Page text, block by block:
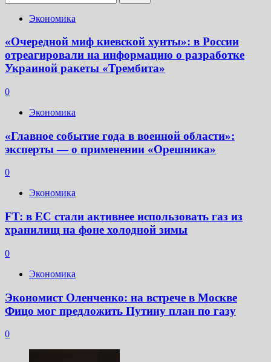
Экономика
«Очередной миф киевской хунты»: в России
отреагировали на информацию о разработке
Украиной ракеты «Трембита»
0
Экономика
«Главное событие года в военной области»:
эксперты — о применении «Орешника»
0
Экономика
FT: в ЕС стали активнее использовать газ из
хранилищ на фоне холодной зимы
0
Экономика
Экономист Оленченко: на встрече в Москве
Фицо мог предложить Путину план по газу
0